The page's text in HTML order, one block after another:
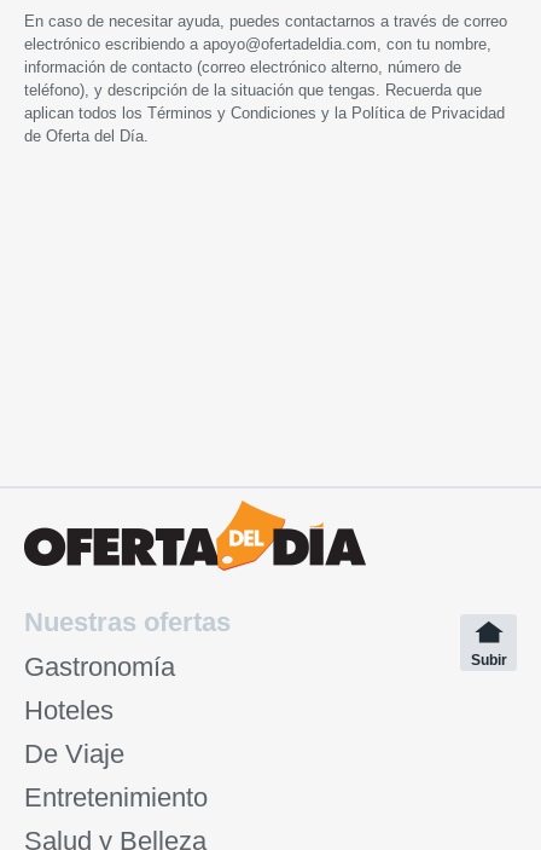
En caso de necesitar ayuda, puedes contactarnos a través de correo
electrónico escribiendo a apoyo@ofertadeldia.com , con tu nombre,
información de contacto (correo electrónico alterno, número de
teléfono), y descripción de la situación que tengas. Recuerda que
aplican todos los Términos y Condiciones y la Política de Privacidad
de Oferta del Día.
Nuestras ofertas
Gastronomía
Hoteles
De Viaje
Entretenimiento
Salud y Belleza
Subir